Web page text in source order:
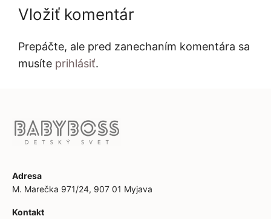
Vložiť komentár
Prepáčte, ale pred zanechaním komentára sa
musíte prihlásiť.
Adresa
M. Marečka 971/24, 907 01 Myjava
Kontakt